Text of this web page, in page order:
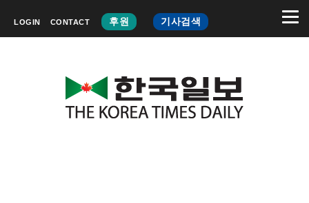
LOGIN CONTACT 후원 기사검색